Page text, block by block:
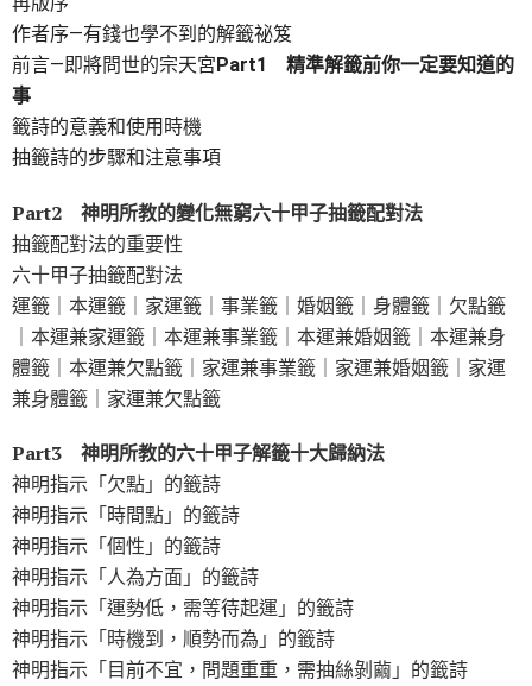
作者序―有錢也學不到的解籤祕笈
前言―即將問世的宗天宮Part1 精準解籤前你一定要知道的
事
籤詩的意義和使用時機
抽籤詩的步驟和注意事項
Part2 神明所教的變化無窮六十甲子抽籤配對法
抽籤配對法的重要性
六十甲子抽籤配對法
運籤｜本運籤｜家運籤｜事業籤｜婚姻籤｜身體籤｜欠點籤
｜本運兼家運籤｜本運兼事業籤｜本運兼婚姻籤｜本運兼身
體籤｜本運兼欠點籤｜家運兼事業籤｜家運兼婚姻籤｜家運
兼身體籤｜家運兼欠點籤
Part3 神明所教的六十甲子解籤十大歸納法
神明指示「欠點」的籤詩
神明指示「時間點」的籤詩
神明指示「個性」的籤詩
神明指示「人為方面」的籤詩
神明指示「運勢低，需等待起運」的籤詩
神明指示「時機到，順勢而為」的籤詩
神明指示「目前不宜，問題重重，需抽絲剝繭」的籤詩